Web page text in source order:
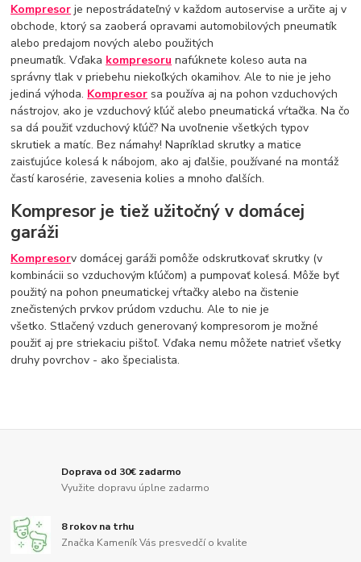
Kompresor je nepostrádateľný v každom autoservise a určite aj v
obchode, ktorý sa zaoberá opravami automobilových pneumatík
alebo predajom nových alebo použitých
pneumatík. Vďaka kompresoru nafúknete koleso auta na
správny tlak v priebehu niekoľkých okamihov. Ale to nie je jeho
jediná výhoda. Kompresor sa používa aj na pohon vzduchových
nástrojov, ako je vzduchový kľúč alebo pneumatická vŕtačka. Na čo
sa dá použiť vzduchový kľúč? Na uvoľnenie všetkých typov
skrutiek a matíc. Bez námahy! Napríklad skrutky a matice
zaisťujúce kolesá k nábojom, ako aj ďalšie, používané na montáž
častí karosérie, zavesenia kolies a mnoho ďalších.
Kompresor je tiež užitočný v domácej
garáži
Kompresorv domácej garáži pomôže odskrutkovať skrutky (v
kombinácii so vzduchovým kľúčom) a pumpovať kolesá. Môže byť
použitý na pohon pneumatickej vŕtačky alebo na čistenie
znečistených prvkov prúdom vzduchu. Ale to nie je
všetko. Stlačený vzduch generovaný kompresorom je možné
použiť aj pre striekaciu pištoľ. Vďaka nemu môžete natrieť všetky
druhy povrchov - ako špecialista.
Doprava od 30€ zadarmo
Využite dopravu úplne zadarmo
8 rokov na trhu
Značka Kameník Vás presvedčí o kvalite